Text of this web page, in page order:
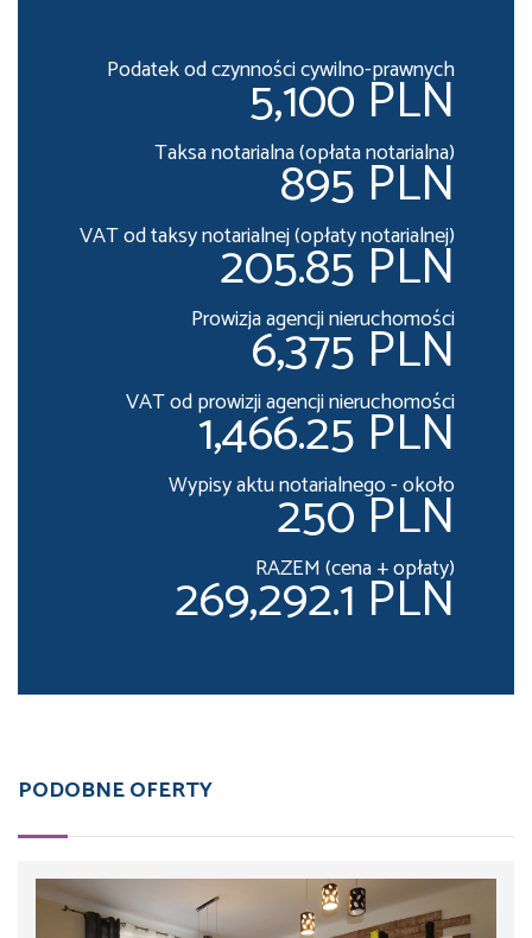
Podatek od czynności cywilno-prawnych
5,100 PLN
Taksa notarialna (opłata notarialna)
895 PLN
VAT od taksy notarialnej (opłaty notarialnej)
205.85 PLN
Prowizja agencji nieruchomości
6,375 PLN
VAT od prowizji agencji nieruchomości
1,466.25 PLN
Wypisy aktu notarialnego - około
250 PLN
RAZEM (cena + opłaty)
269,292.1 PLN
PODOBNE OFERTY